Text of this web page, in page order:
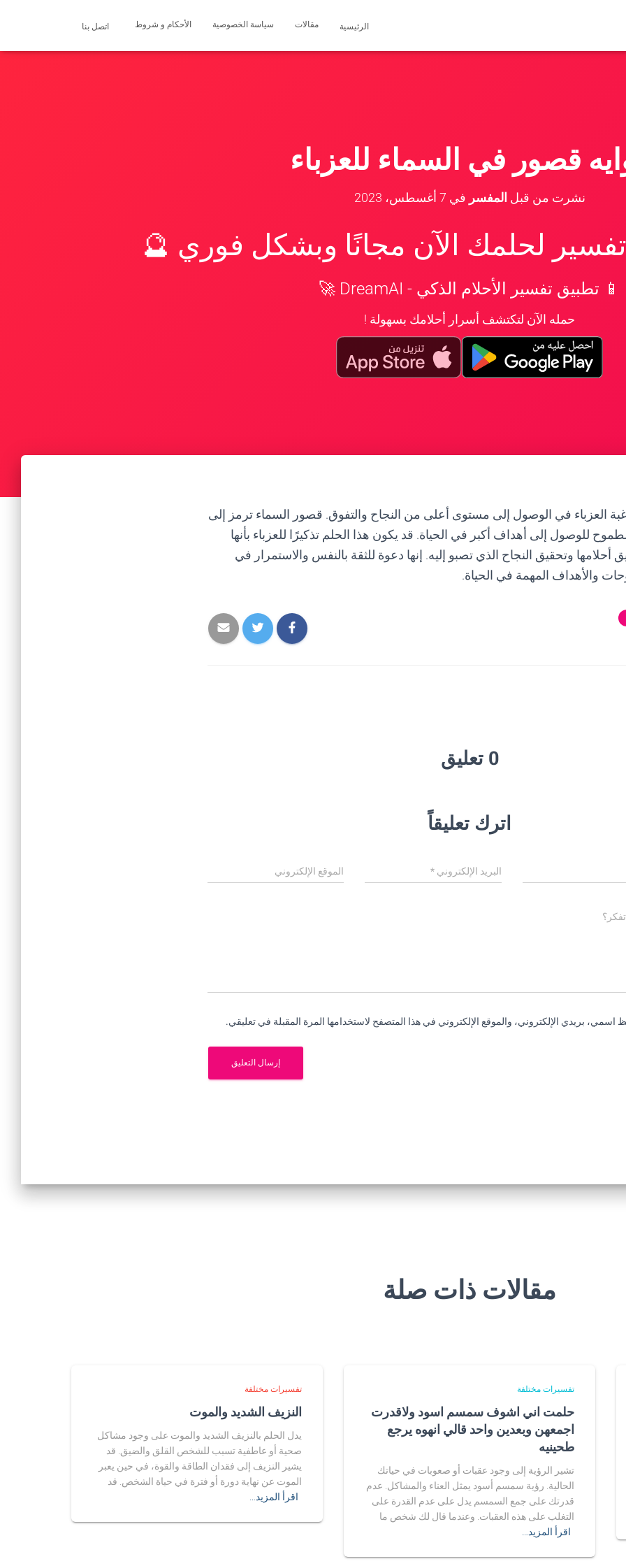
الرئيسية مقالات سياسة الخصوصية الأحكام و شروط اتصل بنا
قصور في السماء للعزباء
نشرت من قبل المفسر في 7 أغسطس، 2023
لحلمك الآن مجانًا وبشكل فوري 🔮
📱 تطبيق تفسير الأحلام الذكي - DreamAI 🚀
حمله الآن لتكتشف أسرار أحلامك بسهولة !
العزباء في الوصول إلى مستوى أعلى من النجاح والتفوق. قصور السماء ترمز إلى
للوصول إلى أهداف أكبر في الحياة. قد يكون هذا الحلم تذكيرًا للعزباء بأنها
أحلامها وتحقيق النجاح الذي تصبو إليه. إنها دعوة للثقة بالنفس والاستمرار في
والأهداف المهمة في الحياة.
0 تعليق
اترك تعليقاً
البريد الإلكتروني* الموقع الإلكتروني
اسمي، بريدي الإلكتروني، والموقع الإلكتروني في هذا المتصفح لاستخدامها المرة المقبلة في تعليقي.
مقالات ذات صلة
تفسيرات مختلفة
حلمت اني اشوف سمسم اسود ولاقدرت
اجمعهن وبعدين واحد قالي انهوه يرجع
طحينيه
تشير الرؤية إلى وجود عقبات أو صعوبات في حياتك
الحالية. رؤية سمسم أسود يمثل العناء والمشاكل. عدم
قدرتك على جمع السمسم يدل على عدم القدرة على
التغلب على هذه العقبات. وعندما قال لك شخص ما
اقرأ المزيد…
تفسيرات مختلفة
النزيف الشديد والموت
يدل الحلم بالنزيف الشديد والموت على وجود مشاكل
صحية أو عاطفية تسبب للشخص القلق والضيق. قد
يشير النزيف إلى فقدان الطاقة والقوة، في حين يعبر
الموت عن نهاية دورة أو فترة في حياة الشخص. قد
اقرأ المزيد…